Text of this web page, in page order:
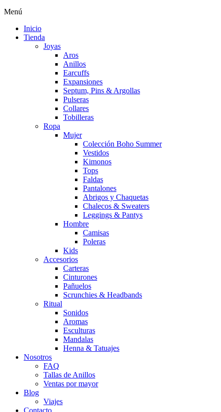
Menú
Inicio
Tienda
Joyas
Aros
Anillos
Earcuffs
Expansiones
Septum, Pins & Argollas
Pulseras
Collares
Tobilleras
Ropa
Mujer
Colección Boho Summer
Vestidos
Kimonos
Tops
Faldas
Pantalones
Abrigos y Chaquetas
Chalecos & Sweaters
Leggings & Pantys
Hombre
Camisas
Poleras
Kids
Accesorios
Carteras
Cinturones
Pañuelos
Scrunchies & Headbands
Ritual
Sonidos
Aromas
Esculturas
Mandalas
Henna & Tatuajes
Nosotros
FAQ
Tallas de Anillos
Ventas por mayor
Blog
Viajes